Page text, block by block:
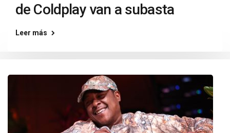
de Coldplay van a subasta
Leer más